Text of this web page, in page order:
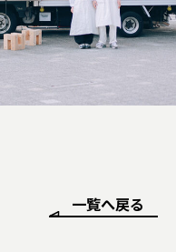
一覧へ戻る